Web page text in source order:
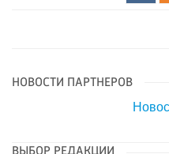
НОВОСТИ ПАРТНЕРОВ